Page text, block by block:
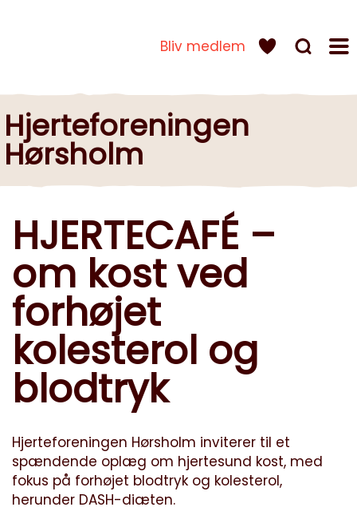
Bliv medlem
Hjerteforeningen
Hørsholm
HJERTECAFÉ –
om kost ved
forhøjet
kolesterol og
blodtryk
Hjerteforeningen Hørsholm inviterer til et
spændende oplæg om hjertesund kost, med
fokus på forhøjet blodtryk og kolesterol,
herunder DASH-diæten.